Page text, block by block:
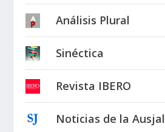
Análisis Plural
Sinéctica
Revista IBERO
Noticias de la Ausjal